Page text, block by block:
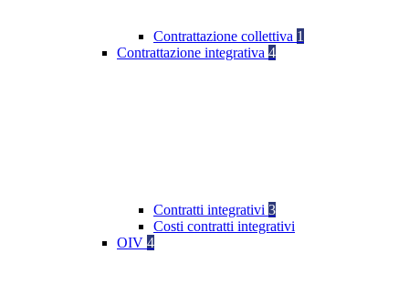
Contrattazione collettiva 1
Contrattazione integrativa 4
Contratti integrativi 3
Costi contratti integrativi
OIV 4